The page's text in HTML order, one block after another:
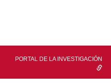
PORTAL DE LA INVESTIGACIÓN